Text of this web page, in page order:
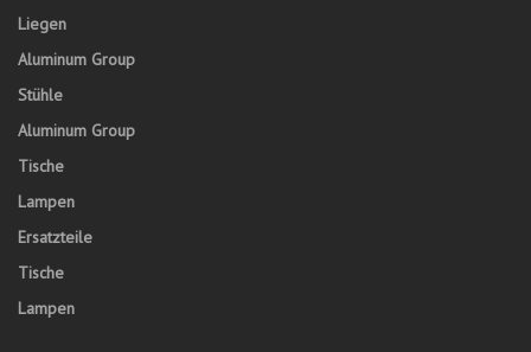
Liegen
Aluminum Group
Stühle
Aluminum Group
Tische
Lampen
Ersatzteile
Tische
Lampen